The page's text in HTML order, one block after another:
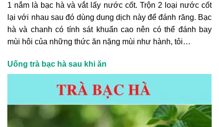
1 nắm là bạc hà và vắt lấy nước cốt. Trộn 2 loại nước cốt
lại với nhau sau đó dùng dung dịch này để đánh răng. Bạc
hà và chanh có tính sát khuẩn cao nên có thể đánh bay
mùi hôi của những thức ăn nặng mùi như hành, tỏi…
Uống trà bạc hà sau khi ăn